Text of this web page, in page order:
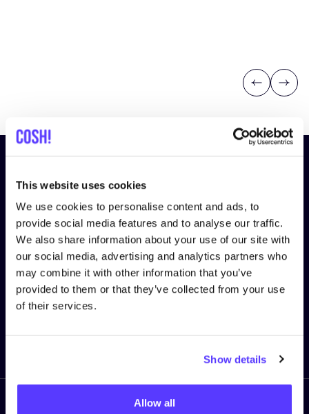
This website uses cookies
We use cookies to personalise content and ads, to
provide social media features and to analyse our traffic.
We also share information about your use of our site with
our social media, advertising and analytics partners who
may combine it with other information that you’ve
provided to them or that they’ve collected from your use
of their services.
Show details
Allow all
Previous
Next
y mantente informado!
Nombre *
Correo electrónico*